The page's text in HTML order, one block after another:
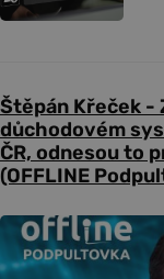
Štěpán Křeček -
důchodovém
ČR, odnesou to
(OFFLINE